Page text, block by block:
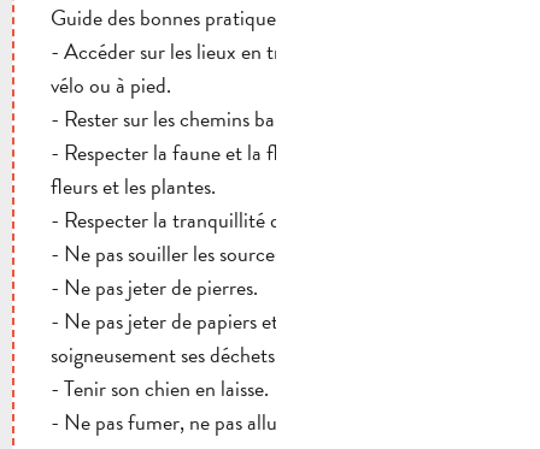
Guide des bonnes pratiques :
- Accéder sur les lieux en transports en commun, en
vélo ou à pied.
- Rester sur les chemins balisés.
- Respecter la faune et la flore : ne pas cueillir les
fleurs et les plantes.
- Respecter la tranquillité des résidents et riverains.
- Ne pas souiller les sources ou les puits.
- Ne pas jeter de pierres.
- Ne pas jeter de papiers et détritus, mais récupérer
soigneusement ses déchets.
- Tenir son chien en laisse.
- Ne pas fumer, ne pas allumer de feux.